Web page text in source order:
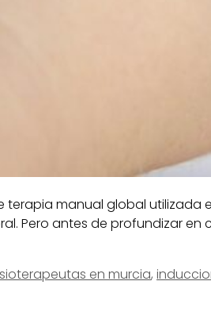
manual global utilizada
Pero antes de profundizar
en murcia,